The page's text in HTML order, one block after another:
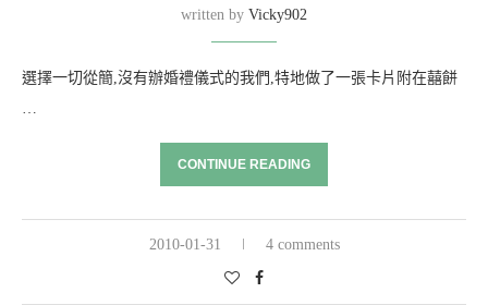
written by Vicky902
選擇一切從簡,沒有辦婚禮儀式的我們,特地做了一張卡片附在囍餅
…
CONTINUE READING
2010-01-31 4 comments